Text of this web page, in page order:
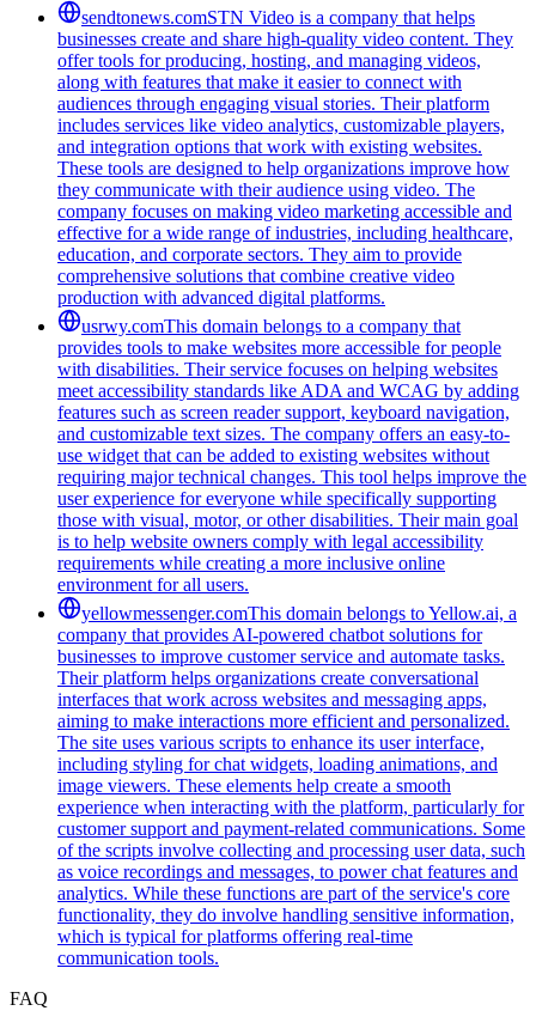
sendtonews.comSTN Video is a company that helps
businesses create and share high-quality video content. They
offer tools for producing, hosting, and managing videos,
along with features that make it easier to connect with
audiences through engaging visual stories. Their platform
includes services like video analytics, customizable players,
and integration options that work with existing websites.
These tools are designed to help organizations improve how
they communicate with their audience using video. The
company focuses on making video marketing accessible and
effective for a wide range of industries, including healthcare,
education, and corporate sectors. They aim to provide
comprehensive solutions that combine creative video
production with advanced digital platforms.
usrwy.comThis domain belongs to a company that
provides tools to make websites more accessible for people
with disabilities. Their service focuses on helping websites
meet accessibility standards like ADA and WCAG by adding
features such as screen reader support, keyboard navigation,
and customizable text sizes. The company offers an easy-to-
use widget that can be added to existing websites without
requiring major technical changes. This tool helps improve the
user experience for everyone while specifically supporting
those with visual, motor, or other disabilities. Their main goal
is to help website owners comply with legal accessibility
requirements while creating a more inclusive online
environment for all users.
yellowmessenger.comThis domain belongs to Yellow.ai, a
company that provides AI-powered chatbot solutions for
businesses to improve customer service and automate tasks.
Their platform helps organizations create conversational
interfaces that work across websites and messaging apps,
aiming to make interactions more efficient and personalized.
The site uses various scripts to enhance its user interface,
including styling for chat widgets, loading animations, and
image viewers. These elements help create a smooth
experience when interacting with the platform, particularly for
customer support and payment-related communications. Some
of the scripts involve collecting and processing user data, such
as voice recordings and messages, to power chat features and
analytics. While these functions are part of the service's core
functionality, they do involve handling sensitive information,
which is typical for platforms offering real-time
communication tools.
FAQ